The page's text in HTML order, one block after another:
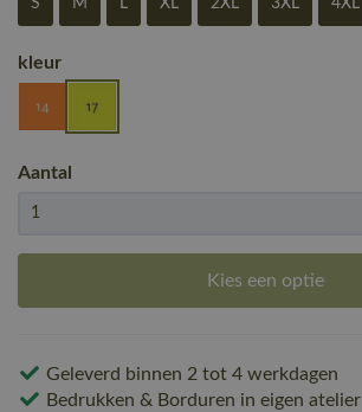
kleur
Aantal
Kies een optie
Geleverd binnen 2 tot 4 werkdagen
Bedrukken & Borduren in eigen atelier